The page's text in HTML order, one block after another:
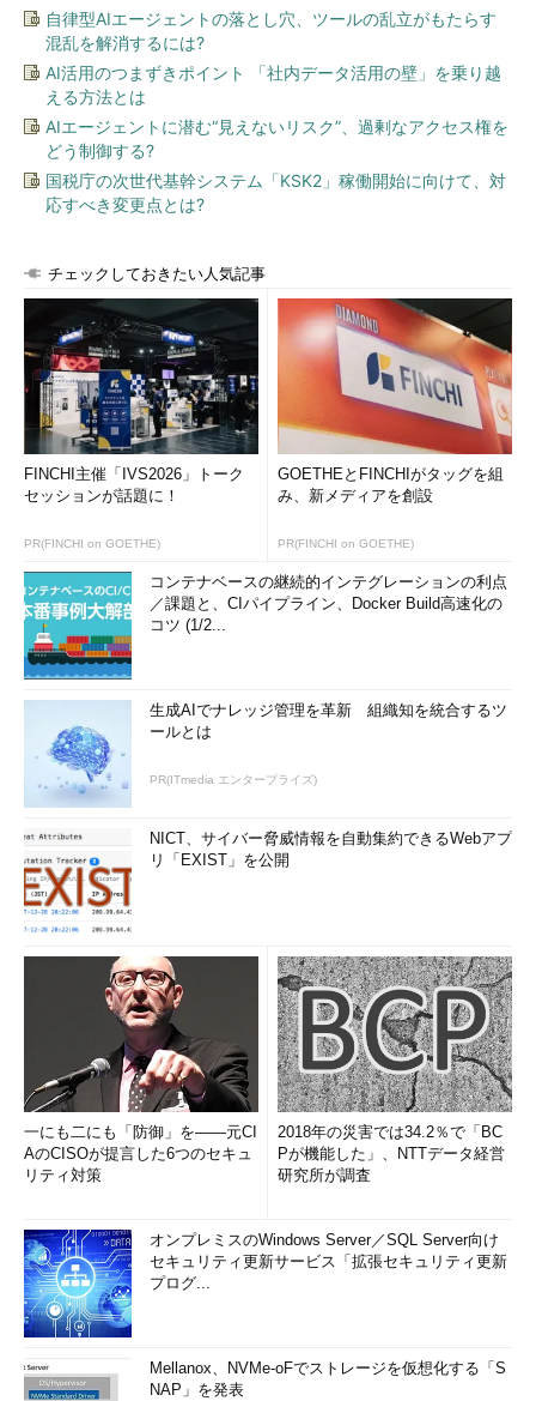
自律型AIエージェントの落とし穴、ツールの乱立がもたらす
混乱を解消するには?
AI活用のつまずきポイント 「社内データ活用の壁」を乗り越
える方法とは
AIエージェントに潜む“見えないリスク”、過剰なアクセス権を
どう制御する?
国税庁の次世代基幹システム「KSK2」稼働開始に向けて、対
応すべき変更点とは?
チェックしておきたい人気記事
FINCHI主催「IVS2026」トーク
セッションが話題に！
PR(FINCHI on GOETHE)
GOETHEとFINCHIがタッグを組
み、新メディアを創設
PR(FINCHI on GOETHE)
コンテナベースの継続的インテグレーションの利点
／課題と、CIパイプライン、Docker Build高速化の
コツ (1/2...
生成AIでナレッジ管理を革新 組織知を統合するツ
ールとは
PR(ITmedia エンタープライズ)
NICT、サイバー脅威情報を自動集約できるWebアプ
リ「EXIST」を公開
一にも二にも「防御」を――元CI
AのCISOが提言した6つのセキュ
リティ対策
2018年の災害では34.2％で「BC
Pが機能した」、NTTデータ経営
研究所が調査
オンプレミスのWindows Server／SQL Server向け
セキュリティ更新サービス「拡張セキュリティ更新
プログ...
Mellanox、NVMe-oFでストレージを仮想化する「S
NAP」を発表